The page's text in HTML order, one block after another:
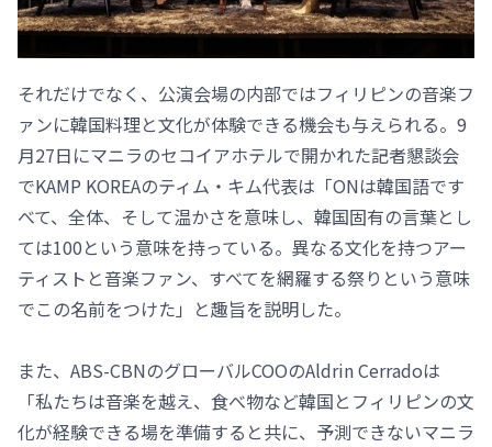
それだけでなく、公演会場の内部ではフィリピンの音楽フ
ァンに韓国料理と文化が体験できる機会も与えられる。9
月27日にマニラのセコイアホテルで開かれた記者懇談会
でKAMP KOREAのティム・キム代表は「ONは韓国語です
べて、全体、そして温かさを意味し、韓国固有の言葉とし
ては100という意味を持っている。異なる文化を持つアー
ティストと音楽ファン、すべてを網羅する祭りという意味
でこの名前をつけた」と趣旨を説明した。
また、ABS-CBNのグローバルCOOのAldrin Cerradoは
「私たちは音楽を越え、食べ物など韓国とフィリピンの文
化が経験できる場を準備すると共に、予測できないマニラ